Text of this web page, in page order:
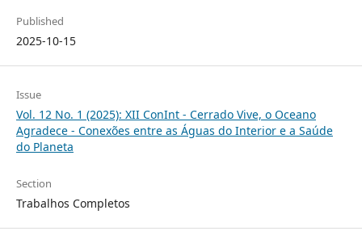
Published
2025-10-15
Issue
Vol. 12 No. 1 (2025): XII ConInt - Cerrado Vive, o Oceano
Agradece - Conexões entre as Águas do Interior e a Saúde
do Planeta
Section
Trabalhos Completos